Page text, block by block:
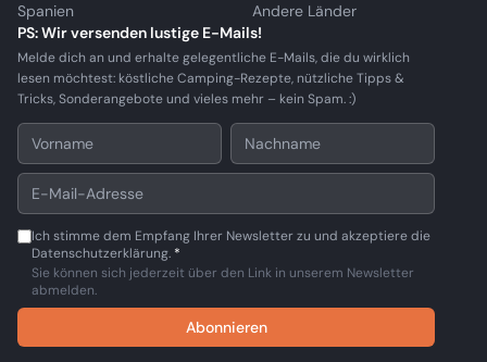
Spanien
Andere Länder
PS: Wir versenden lustige E-Mails!
Melde dich an und erhalte gelegentliche E-Mails, die du wirklich
lesen möchtest: köstliche Camping-Rezepte, nützliche Tipps &
Tricks, Sonderangebote und vieles mehr – kein Spam. :)
Ich stimme dem Empfang Ihrer Newsletter zu und akzeptiere die
Datenschutzerklärung. *
Sie können sich jederzeit über den Link in unserem Newsletter
abmelden.
Abonnieren